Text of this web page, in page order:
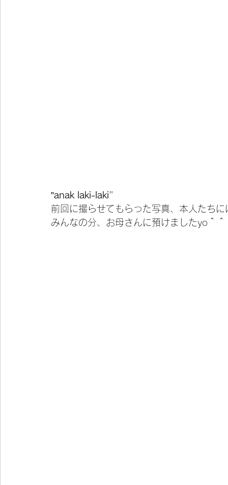
”anak laki-laki"
前回に撮らせてもらった写真、本人たち
みんなの分、お母さんに預けましたyo＾＾